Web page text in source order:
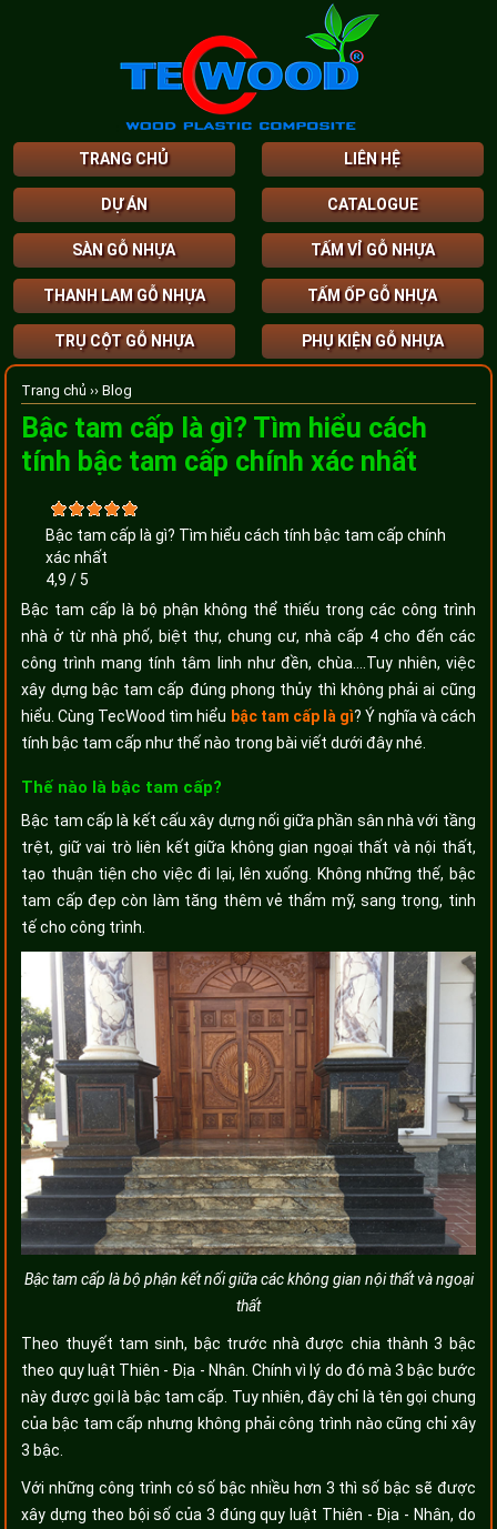
TRANG CHỦ LIÊN HỆ
DỰ ÁN CATALOGUE
SÀN GỖ NHỰA TẤM VỈ GỖ NHỰA
THANH LAM GỖ NHỰA TẤM ỐP GỖ NHỰA
TRỤ CỘT GỖ NHỰA PHỤ KIỆN GỖ NHỰA
Trang chủ ›› Blog
Bậc tam cấp là gì? Tìm hiểu cách
tính bậc tam cấp chính xác nhất
Bậc tam cấp là gì? Tìm hiểu cách tính bậc tam cấp chính
xác nhất
4,9 / 5
Bậc tam cấp là bộ phận không thể thiếu trong các công trình
nhà ở từ nhà phố, biệt thự, chung cư, nhà cấp 4 cho đến các
công trình mang tính tâm linh như đền, chùa….Tuy nhiên, việc
xây dựng bậc tam cấp đúng phong thủy thì không phải ai cũng
hiểu. Cùng TecWood tìm hiểu bậc tam cấp là gì? Ý nghĩa và cách
tính bậc tam cấp như thế nào trong bài viết dưới đây nhé.
Thế nào là bậc tam cấp?
Bậc tam cấp là kết cấu xây dựng nối giữa phần sân nhà với tầng
trệt, giữ vai trò liên kết giữa không gian ngoại thất và nội thất,
tạo thuận tiện cho việc đi lại, lên xuống. Không những thế, bậc
tam cấp đẹp còn làm tăng thêm vẻ thẩm mỹ, sang trọng, tinh
tế cho công trình.
Bậc tam cấp là bộ phận kết nối giữa các không gian nội thất và ngoại
thất
Theo thuyết tam sinh, bậc trước nhà được chia thành 3 bậc
theo quy luật Thiên - Địa - Nhân. Chính vì lý do đó mà 3 bậc bước
này được gọi là bậc tam cấp. Tuy nhiên, đây chỉ là tên gọi chung
của bậc tam cấp nhưng không phải công trình nào cũng chỉ xây
3 bậc.
Với những công trình có số bậc nhiều hơn 3 thì số bậc sẽ được
xây dựng theo bội số của 3 đúng quy luật Thiên - Địa - Nhân, do